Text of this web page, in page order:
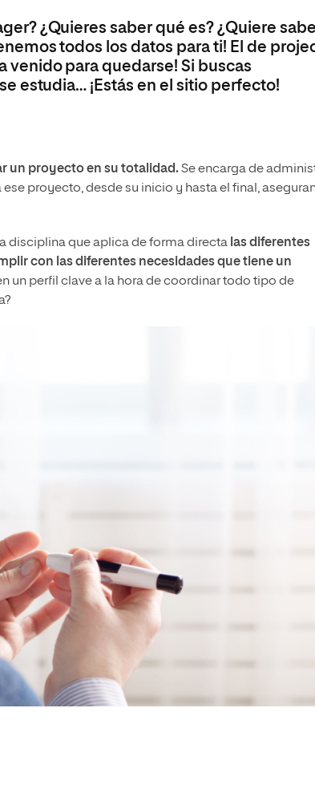
¿Quieres saber qué es? ¿Quiere
todos los datos para ti! El de
venido para quedarse! Si buscas
estudia… ¡Estás en el sitio perfecto!
un proyecto en su totalidad. Se encarga de
proyecto, desde su inicio y hasta el final,
disciplina que aplica de forma directa las diferentes
con las diferentes necesidades que tiene un
un perfil clave a la hora de coordinar todo tipo de